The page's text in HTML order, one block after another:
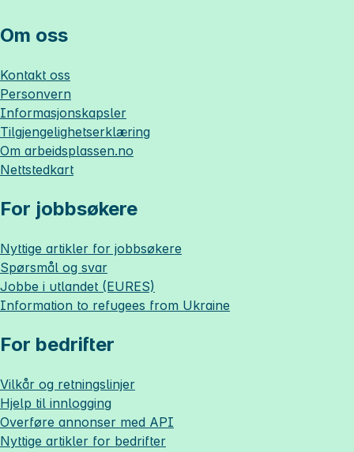
Om oss
Kontakt oss
Personvern
Informasjonskapsler
Tilgjengelighetserklæring
Om arbeidsplassen.no
Nettstedkart
For jobbsøkere
Nyttige artikler for jobbsøkere
Spørsmål og svar
Jobbe i utlandet (EURES)
Information to refugees from Ukraine
For bedrifter
Vilkår og retningslinjer
Hjelp til innlogging
Overføre annonser med API
Nyttige artikler for bedrifter